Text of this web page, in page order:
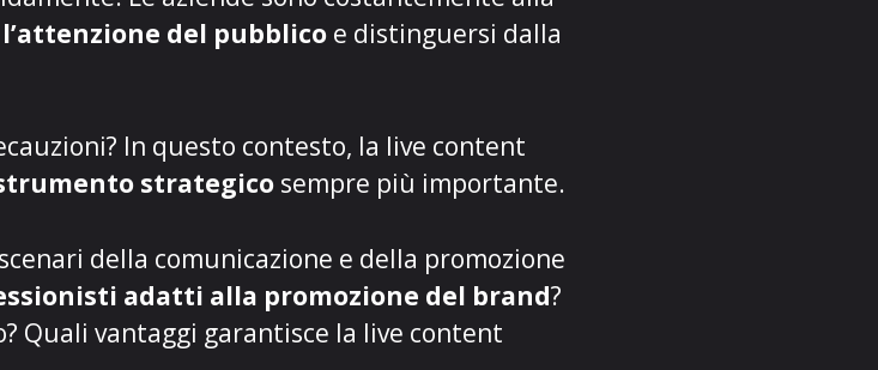
del pubblico e distinguersi dalla
In questo contesto, la live content
strategico sempre più importante.
della comunicazione e della promozione
adatti alla promozione del brand?
Quali vantaggi garantisce la live content